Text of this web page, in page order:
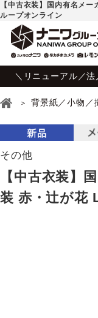
【中古衣装】国内有名メ
ループオンライン
＼リニューアル／
背景紙／小物／
その他
【中古衣装】
装 赤・辻が花